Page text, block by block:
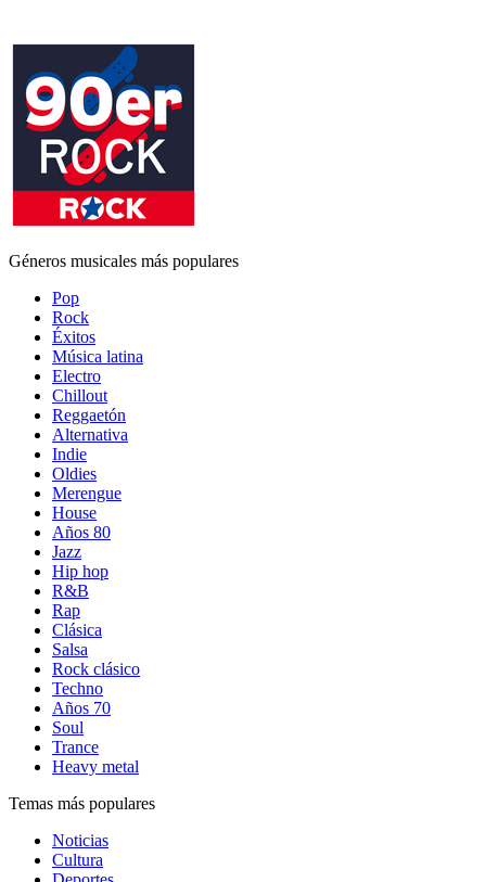
Géneros musicales más populares
Pop
Rock
Éxitos
Música latina
Electro
Chillout
Reggaetón
Alternativa
Indie
Oldies
Merengue
House
Años 80
Jazz
Hip hop
R&B
Rap
Clásica
Salsa
Rock clásico
Techno
Años 70
Soul
Trance
Heavy metal
Temas más populares
Noticias
Cultura